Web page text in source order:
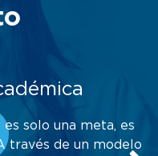
solo una meta, es
través de un modelo